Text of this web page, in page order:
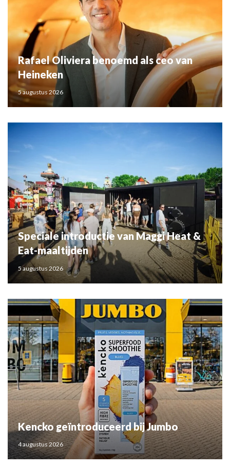
Rafael Oliviera benoemd als ceo van
Heineken
5 augustus 2026
Speciale introductie van Maggi Heat &
Eat-maaltijden
5 augustus 2026
Kencko geïntroduceerd bij Jumbo
4 augustus 2026